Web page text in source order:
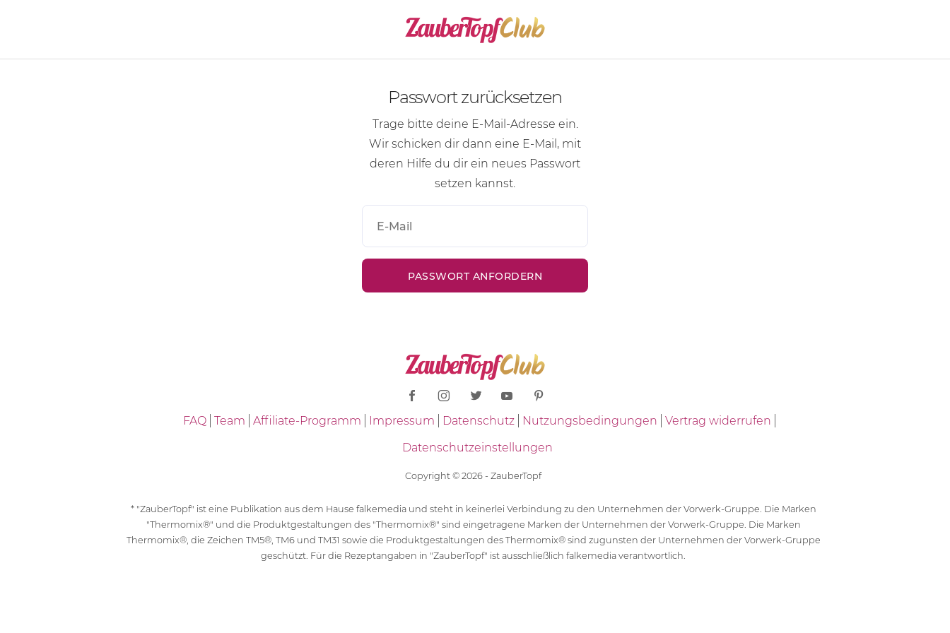
Passwort zurücksetzen
Trage bitte deine E-Mail-Adresse ein.
Wir schicken dir dann eine E-Mail , mit
deren Hilfe du dir ein neues Passwort
setzen kannst.
FAQ Team Affiliate-Programm Impressum Datenschutz Nutzungsbedingungen
Vertrag widerrufen
Datenschutzeinstellungen
Copyright © 2026 - ZauberTopf
* "ZauberTopf" ist eine Publikation aus dem Hause falkemedia und steht in keinerlei Verbindung zu den Unternehmen der Vorwerk-Gruppe. Die Marken
"Thermomix®" und die Produktgestaltungen des "Thermomix®" sind eingetragene Marken der Unternehmen der Vorwerk-Gruppe. Die Marken
Thermomix®, die Zeichen TM5®, TM6 und TM31 sowie die Produktgestaltungen des Thermomix® sind zugunsten der Unternehmen der Vorwerk-Gruppe
geschützt. Für die Rezeptangaben in "ZauberTopf" ist ausschließlich falkemedia verantwortlich.